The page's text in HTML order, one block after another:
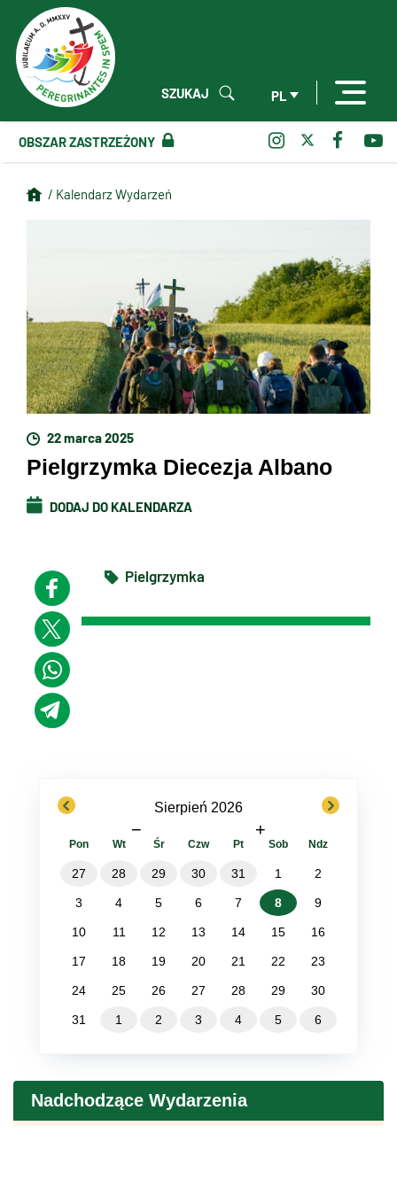
PL
SZUKAJ
OBSZAR ZASTRZEŻONY
/ Kalendarz Wydarzeń
22 marca 2025
Pielgrzymka Diecezja Albano
DODAJ DO KALENDARZA
Pielgrzymka
previous Sierpień 2026
− +
next
Pon Wt Śr Czw Pt Sob Ndz
27 28 29 30 31 1 2
3 4 5 6 7 8 9
10 11 12 13 14 15 16
17 18 19 20 21 22 23
24 25 26 27 28 29 30
31 1 2 3 4 5 6
Nadchodzące Wydarzenia